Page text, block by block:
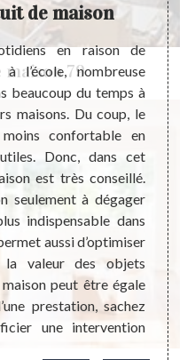
maison 79
de maison
en raison de
l’école, nombreuse
beaucoup du temps à
maisons. Du coup, le
confortable en
Donc, dans cet
est très conseillé.
seulement à dégager
indispensable dans
aussi d’optimiser
la valeur des objets
peut être égale
prestation, sachez
une intervention
Un
cas-
de
lieu